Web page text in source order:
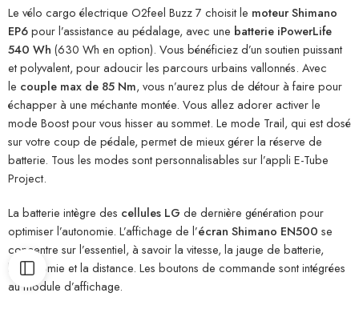
Le vélo cargo électrique O2feel Buzz 7 choisit le moteur Shimano
EP6pour l’assistance au pédalage, avec une batterie iPowerLife
540 Wh (630 Wh en option). Vous bénéficiez d’un soutien puissant
et polyvalent, pour adoucir les parcours urbains vallonnés. Avec
le couple max de 85 Nm, vous n’aurez plus de détour à faire pour
échapper à une méchante montée. Vous allez adorer activer le
mode Boost pour vous hisser au sommet. Le mode Trail, qui est dosé
sur votre coup de pédale, permet de mieux gérer la réserve de
batterie. Tous les modes sont personnalisables sur l’appli E-Tube
Project.
La batterie intègre des cellules LG de dernière génération pour
optimiser l’autonomie. L’affichage de l’écran Shimano EN500 se
concentre sur l’essentiel, à savoir la vitesse, la jauge de batterie,
l’autonomie et la distance. Les boutons de commande sont intégrées
au module d’affichage.